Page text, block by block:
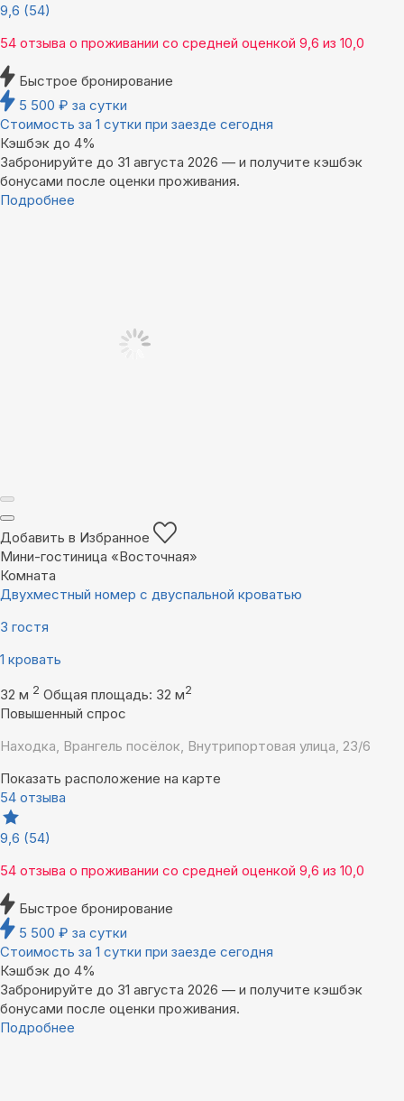
9,6 (54)
54 отзыва о проживании со средней оценкой 9,6 из 10,0
Быстрое бронирование
5 500 ₽ за сутки
Стоимость за 1 сутки при заезде сегодня
Кэшбэк до 4%
Забронируйте до 31 августа 2026 — и получите кэшбэк
бонусами после оценки проживания.
Подробнее
Добавить в Избранное
Мини-гостиница «Восточная»
Комната
Двухместный номер с двуспальной кроватью
3 гостя
1 кровать
32 м 2 Общая площадь: 32 м2
Повышенный спрос
Находка, Врангель посёлок, Внутрипортовая улица, 23/6
Показать расположение на карте
54 отзыва
9,6 (54)
54 отзыва о проживании со средней оценкой 9,6 из 10,0
Быстрое бронирование
5 500 ₽ за сутки
Стоимость за 1 сутки при заезде сегодня
Кэшбэк до 4%
Забронируйте до 31 августа 2026 — и получите кэшбэк
бонусами после оценки проживания.
Подробнее